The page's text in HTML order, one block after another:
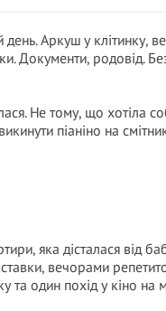
день. Аркуш у
Документи, родовід.
Не тому, що хотіла
піаніно на
яка дісталася від
вечорами
та один похід у кіно